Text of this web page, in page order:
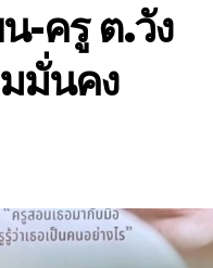
-ครู ต.วัง
มั่นคง